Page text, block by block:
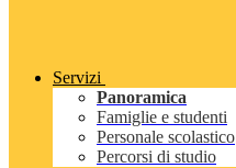
Servizi
Panoramica
Famiglie e studenti
Personale scolastico
Percorsi di studio